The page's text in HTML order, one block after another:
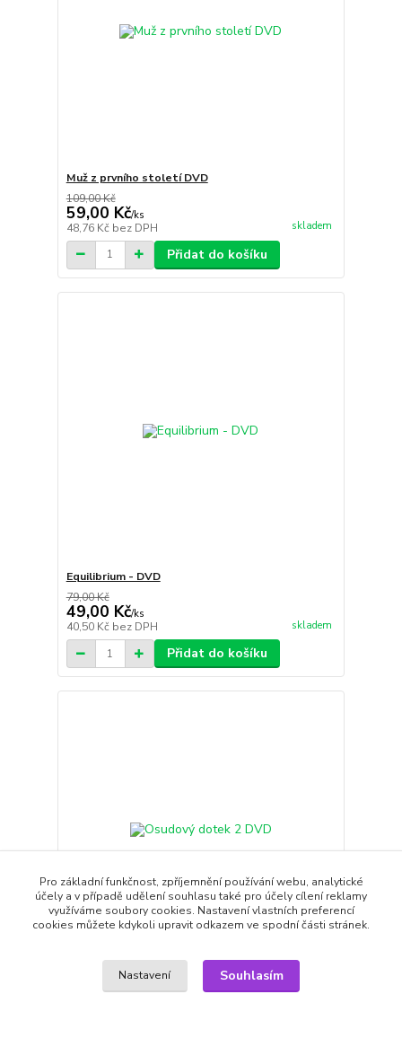
Muž z prvního století DVD
109,00 Kč
59,00 Kč/ks
48,76 Kč bez DPH skladem
Přidat do košíku
Equilibrium - DVD
79,00 Kč
49,00 Kč/ks
40,50 Kč bez DPH skladem
Přidat do košíku
Osudový dotek 2 DVD
79,00 Kč
Pro základní funkčnost, zpříjemnění používání webu, analytické
účely a v případě udělení souhlasu také pro účely cílení reklamy
využíváme soubory cookies. Nastavení vlastních preferencí
cookies můžete kdykoli upravit odkazem ve spodní části stránek.
Nastavení Souhlasím